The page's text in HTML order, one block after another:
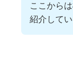
ここから
紹介して